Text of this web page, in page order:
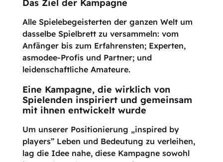
Das Ziel der Kampagne
Alle Spielebegeisterten der ganzen Welt um
dasselbe Spielbrett zu versammeln: vom
Anfänger bis zum Erfahrensten; Experten,
asmodee-Profis und Partner; und
leidenschaftliche Amateure.
Eine Kampagne, die wirklich von
Spielenden inspiriert und gemeinsam
mit ihnen entwickelt wurde
Um unserer Positionierung „inspired by
players” Leben und Bedeutung zu verleihen,
lag die Idee nahe, diese Kampagne sowohl